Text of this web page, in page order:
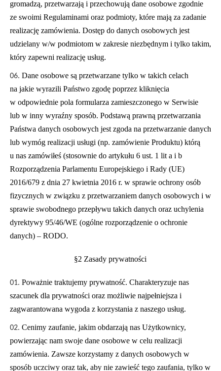
gromadzą, przetwarzają i przechowują dane osobowe zgodnie
ze swoimi Regulaminami oraz podmioty, które mają za zadanie
realizację zamówienia. Dostęp do danych osobowych jest
udzielany w/w podmiotom w zakresie niezbędnym i tylko takim,
który zapewni realizację usług.
Dane osobowe są przetwarzane tylko w takich celach
na jakie wyrazili Państwo zgodę poprzez kliknięcia
w odpowiednie pola formularza zamieszczonego w Serwisie
lub w inny wyraźny sposób. Podstawą prawną przetwarzania
Państwa danych osobowych jest zgoda na przetwarzanie danych
lub wymóg realizacji usługi (np. zamówienie Produktu) którą
u nas zamówiłeś (stosownie do artykułu 6 ust. 1 lit a i b
Rozporządzenia Parlamentu Europejskiego i Rady (UE)
2016/679 z dnia 27 kwietnia 2016 r. w sprawie ochrony osób
fizycznych w związku z przetwarzaniem danych osobowych i w
sprawie swobodnego przepływu takich danych oraz uchylenia
dyrektywy 95/46/WE (ogólne rozporządzenie o ochronie
danych) – RODO.
§2 Zasady prywatności
Poważnie traktujemy prywatność. Charakteryzuje nas
szacunek dla prywatności oraz możliwie najpełniejsza i
zagwarantowana wygoda z korzystania z naszego usług.
Cenimy zaufanie, jakim obdarzają nas Użytkownicy,
powierzając nam swoje dane osobowe w celu realizacji
zamówienia. Zawsze korzystamy z danych osobowych w
sposób uczciwy oraz tak, aby nie zawieść tego zaufania, tylko w